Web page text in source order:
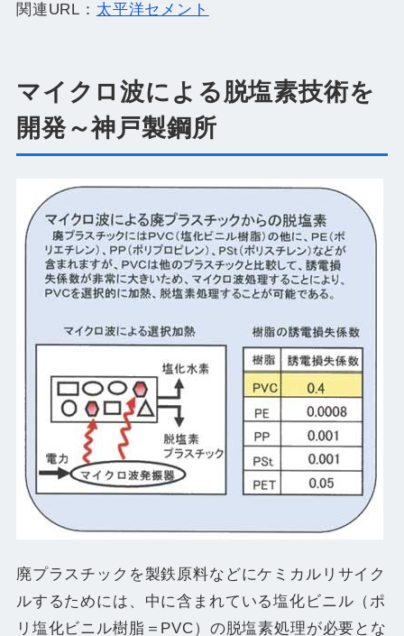
関連URL： 太平洋セメント
マイクロ波による脱塩素技術を
開発～神戸製鋼所
廃プラスチックを製鉄原料などにケミカルリサイク
ルするためには、中に含まれている塩化ビニル（ポ
リ塩化ビニル樹脂＝PVC）の脱塩素処理が必要とな